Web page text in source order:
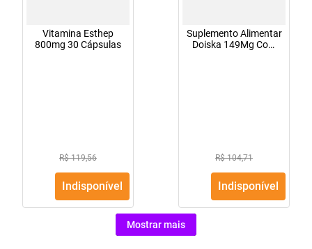
Vitamina Esthep
800mg 30 Cápsulas
R$ 119,56
Indisponível
Suplemento Alimentar
Doiska 149Mg Com
R$ 104,71
Indisponível
Mostrar mais